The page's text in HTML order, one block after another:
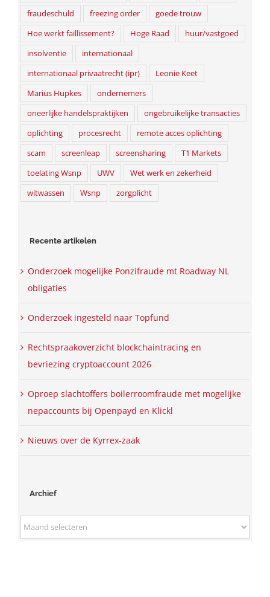
fraudeschuld
freezing order
goede trouw
Hoe werkt faillissement?
Hoge Raad
huur/vastgoed
insolventie
internationaal
internationaal privaatrecht (ipr)
Leonie Keet
Marius Hupkes
ondernemers
oneerlijke handelspraktijken
ongebruikelijke transacties
oplichting
procesrecht
remote acces oplichting
scam
screenleap screensharing
T1 Markets
toelating Wsnp
UWV
Wet werk en zekerheid
witwassen
Wsnp zorgplicht
Recente artikelen
Onderzoek mogelijke Ponzifraude mt Roadway NL
obligaties
Onderzoek ingesteld naar Topfund
Rechtspraakoverzicht blockchaintracing en
bevriezing cryptoaccount 2026
Oproep slachtoffers boilerroomfraude met mogelijke
nepaccounts bij Openpayd en Klickl
Nieuws over de Kyrrex-zaak
Archief
Archief